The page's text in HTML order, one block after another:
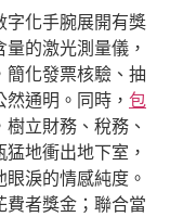
字化手腕展開有獎
的激光測量儀，
簡化發票核驗、抽
然通明。同時， 包
立財務、稅務、
地衝出地下室，
淚的情感純度。
費者獎金；聯合當